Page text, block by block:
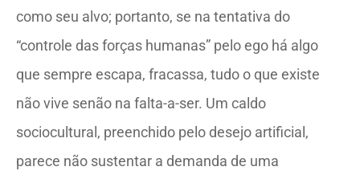
como seu alvo; portanto, se na tentativa do
“controle das forças humanas” pelo ego há algo
que sempre escapa, fracassa, tudo o que existe
não vive senão na falta-a-ser. Um caldo
sociocultural, preenchido pelo desejo artificial,
parece não sustentar a demanda de uma